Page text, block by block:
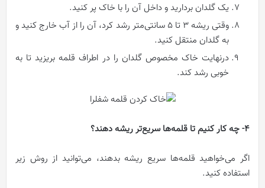
یک گلدان بردارید و داخل آن را با خاک پر کنید.
وقتی ریشه ۳ تا ۵ سانتی‌متر رشد کرد، آن را از آب خارج کنید و
به گلدان منتقل کنید.
درنهایت خاک مخصوص گلدان را در اطراف قلمه بریزید تا به
خوبی رشد کند.
4- چه کار کنیم تا قلمه‌ها سریع‌تر ریشه دهند؟
اگر می‌خواهید قلمه‌ها سریع ریشه بدهند، می‌توانید از روش زیر
استفاده کنید.